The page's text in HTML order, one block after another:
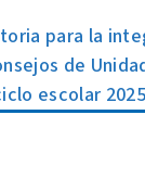
para la
de
escolar